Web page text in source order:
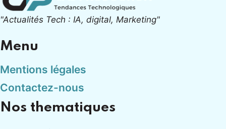
"Actualités Tech : IA, digital, Marketing"
Menu
Mentions légales
Contactez-nous
Nos thematiques